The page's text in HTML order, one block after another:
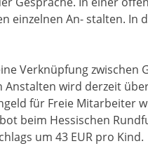
einzelnen An- stalten. In
Verknüpfung
Anstalten wird derzeit
für Freie Mitarbeiter
beim Hessischen
um 43 EUR pro Kind.